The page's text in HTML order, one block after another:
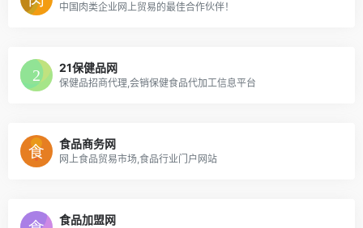
中国肉类企业网上贸易的最佳合作伙伴！
21保健品网
保健品招商代理,会销保健食品代加工信息平台
食品商务网
网上食品贸易市场,食品行业门户网站
食品加盟网